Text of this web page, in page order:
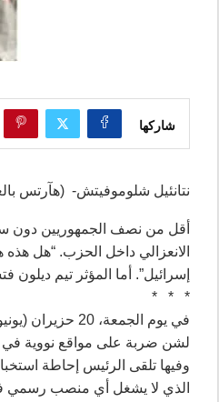
شاركها
نتانئيل شلوموفيتش- (هآرتس
أقل من نصف الجمهوريين دون سن
الانعزالي داخل الحزب. “هل هذه
إسرائيل”. أما المؤثر تيم
* * *
لشن ضربة على مواقع نووية في
وفيها تلقى الرئيس إحاطة
الذي لا يشغل أي منصب رسمي